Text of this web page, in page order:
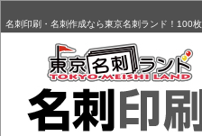
名刺印刷・名刺作成なら東京名刺ランド！100